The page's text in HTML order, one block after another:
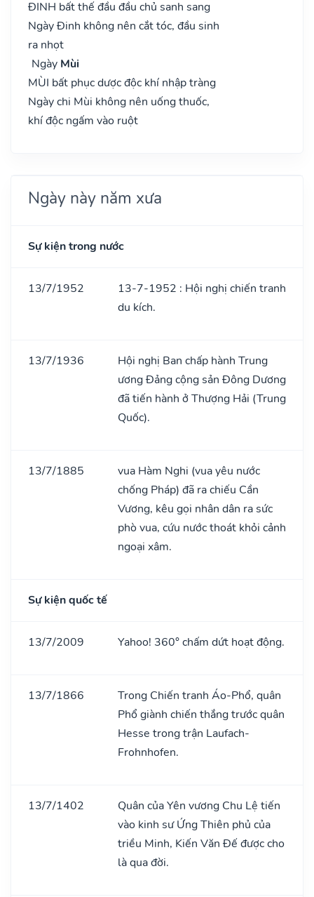
ĐINH bất thế đầu đầu chủ sanh sang
Ngày Đinh không nên cắt tóc, đầu sinh
ra nhọt
Ngày Mùi
MÙI bất phục dược độc khí nhập tràng
Ngày chi Mùi không nên uống thuốc,
khí độc ngấm vào ruột
Ngày này năm xưa
Sự kiện trong nước
13/7/1952
13-7-1952 : Hội nghị chiến tranh
du kích.
13/7/1936
Hội nghị Ban chấp hành Trung
ương Đảng cộng sản Đông Dương
đã tiến hành ở Thượng Hải (Trung
Quốc).
13/7/1885
vua Hàm Nghi (vua yêu nước
chống Pháp) đã ra chiếu Cần
Vương, kêu gọi nhân dân ra sức
phò vua, cứu nước thoát khỏi cảnh
ngoại xâm.
Sự kiện quốc tế
13/7/2009 Yahoo! 360° chấm dứt hoạt động.
13/7/1866
Trong Chiến tranh Áo-Phổ, quân
Phổ giành chiến thắng trước quân
Hesse trong trận Laufach-
Frohnhofen.
13/7/1402
Quân của Yên vương Chu Lệ tiến
vào kinh sư Ứng Thiên phủ của
triều Minh, Kiến Văn Đế được cho
là qua đời.